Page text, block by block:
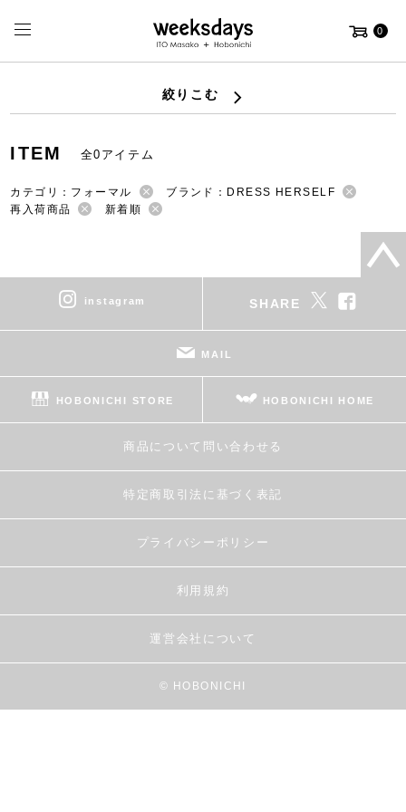
0
絞りこむ
ITEM 全0アイテム
カテゴリ：フォーマル
ブランド：DRESS HERSELF
再入荷商品
新着順
instagram SHARE
MAIL
HOBONICHI STORE HOBONICHI HOME
商品について問い合わせる
特定商取引法に基づく表記
プライバシーポリシー
利用規約
運営会社について
© HOBONICHI